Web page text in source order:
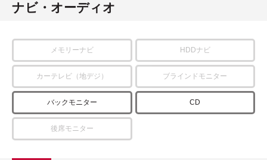
ナビ・オーディオ
メモリーナビ HDDナビ
カーテレビ（地デジ） ブラインドモニター
バックモニター CD
後席モニター